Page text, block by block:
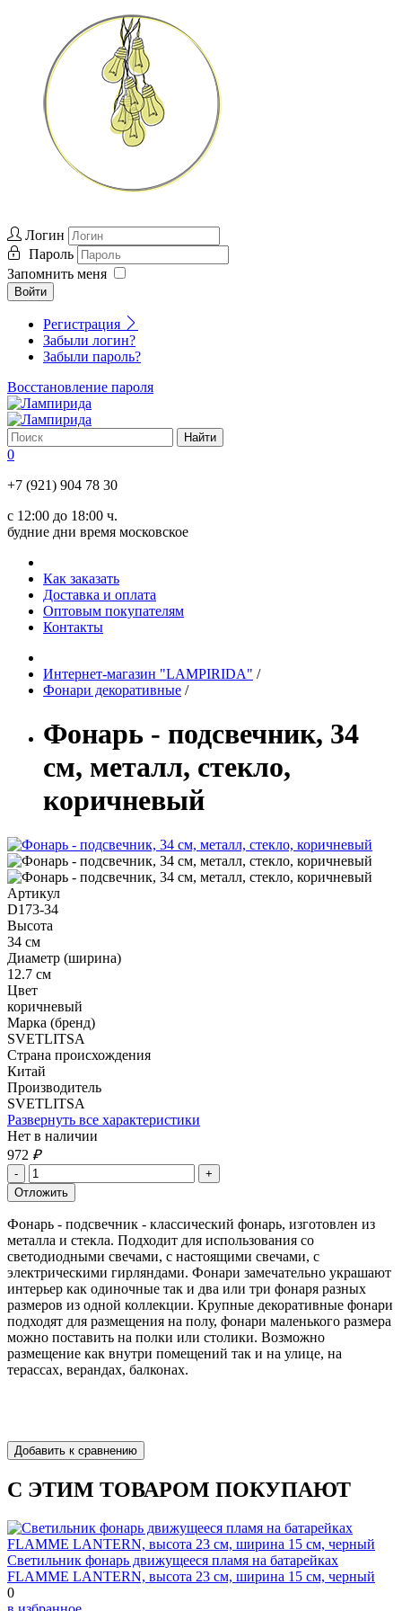
Логин
Пароль
Запомнить меня
Войти
Регистрация
Забыли логин?
Забыли пароль?
Восстановление пароля
0
+7 (921) 904 78 30
с 12:00 до 18:00 ч.
будние дни время московское
Как заказать
Доставка и оплата
Оптовым покупателям
Контакты
Интернет-магазин "LAMPIRIDA" /
Фонари декоративные /
Фонарь - подсвечник, 34
см, металл, стекло,
коричневый
Артикул
D173-34
Высота
34 см
Диаметр (ширина)
12.7 см
Цвет
коричневый
Марка (бренд)
SVETLITSA
Страна происхождения
Китай
Производитель
SVETLITSA
Развернуть все характеристики
Нет в наличии
972 ₽
Фонарь - подсвечник - классический фонарь, изготовлен из
металла и стекла. Подходит для использования со
светодиодными свечами, с настоящими свечами, с
электрическими гирляндами. Фонари замечательно украшают
интерьер как одиночные так и два или три фонаря разных
размеров из одной коллекции. Крупные декоративные фонари
подходят для размещения на полу, фонари маленького размера
можно поставить на полки или столики. Возможно
размещение как внутри помещений так и на улице, на
терассах, верандах, балконах.
С ЭТИМ ТОВАРОМ ПОКУПАЮТ
Светильник фонарь движущееся пламя на батарейках
FLAMME LANTERN, высота 23 см, ширина 15 см, черный
0